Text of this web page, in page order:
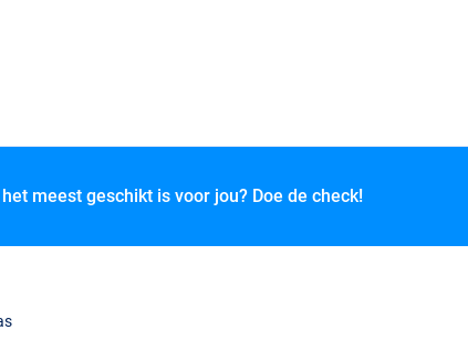
meest geschikt is voor jou? Doe de check!